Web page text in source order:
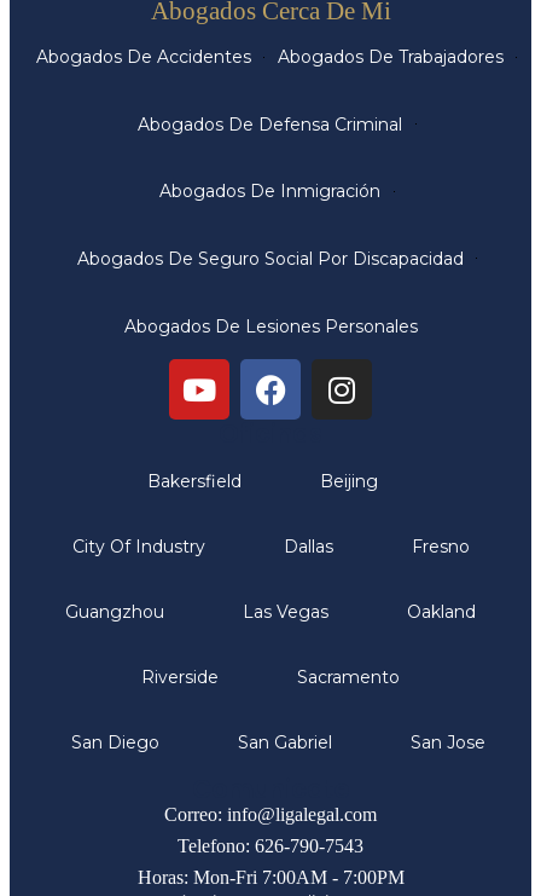
Abogados Cerca De Mi
Abogados De Accidentes Abogados De Trabajadores
Abogados De Defensa Criminal
Abogados De Inmigración
Abogados De Seguro Social Por Discapacidad
Abogados De Lesiones Personales
Bakersfield Beijing
City Of Industry Dallas Fresno
Guangzhou Las Vegas Oakland
Riverside Sacramento
San Diego San Gabriel San Jose
Correo: info@ligalegal.com
Telefono: 626-790-7543
Horas: Mon-Fri 7:00AM - 7:00PM